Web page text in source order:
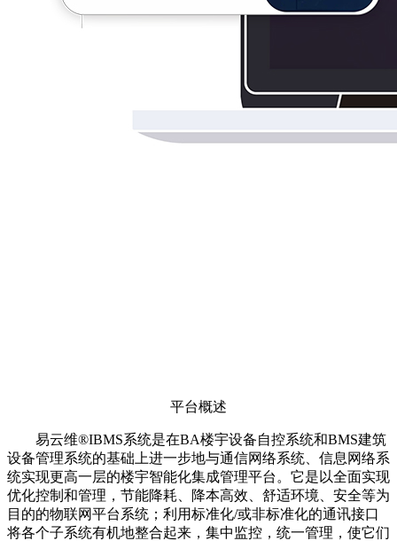
平台概述
易云维®IBMS系统是在BA楼宇设备自控系统和BMS建筑
设备管理系统的基础上进一步地与通信网络系统、信息网络系
统实现更高一层的楼宇智能化集成管理平台。它是以全面实现
优化控制和管理，节能降耗、降本高效、舒适环境、安全等为
目的的物联网平台系统；利用标准化/或非标准化的通讯接口
将各个子系统有机地整合起来，集中监控，统一管理，使它们